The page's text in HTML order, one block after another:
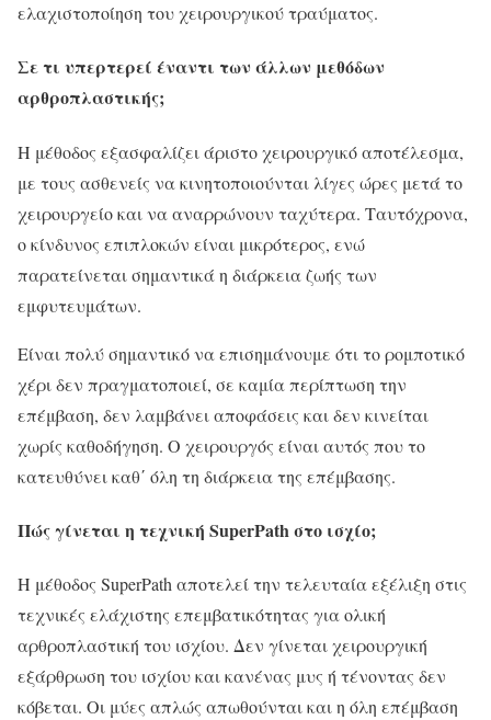
ελαχιστοποίηση του χειρουργικού τραύματος.
Σε τι υπερτερεί έναντι των άλλων μεθόδων
αρθροπλαστικής;
Η μέθοδος εξασφαλίζει άριστο χειρουργικό αποτέλεσμα,
με τους ασθενείς να κινητοποιούνται λίγες ώρες μετά το
χειρουργείο και να αναρρώνουν ταχύτερα. Ταυτόχρονα,
ο κίνδυνος επιπλοκών είναι μικρότερος, ενώ
παρατείνεται σημαντικά η διάρκεια ζωής των
εμφυτευμάτων.
Είναι πολύ σημαντικό να επισημάνουμε ότι το ρομποτικό
χέρι δεν πραγματοποιεί, σε καμία περίπτωση την
επέμβαση, δεν λαμβάνει αποφάσεις και δεν κινείται
χωρίς καθοδήγηση. Ο χειρουργός είναι αυτός που το
κατευθύνει καθ΄ όλη τη διάρκεια της επέμβασης.
Πώς γίνεται η τεχνική SuperPath στο ισχίο;
Η μέθοδος SuperPath αποτελεί την τελευταία εξέλιξη στις
τεχνικές ελάχιστης επεμβατικότητας για ολική
αρθροπλαστική του ισχίου. Δεν γίνεται χειρουργική
εξάρθρωση του ισχίου και κανένας μυς ή τένοντας δεν
κόβεται. Οι μύες απλώς απωθούνται και η όλη επέμβαση